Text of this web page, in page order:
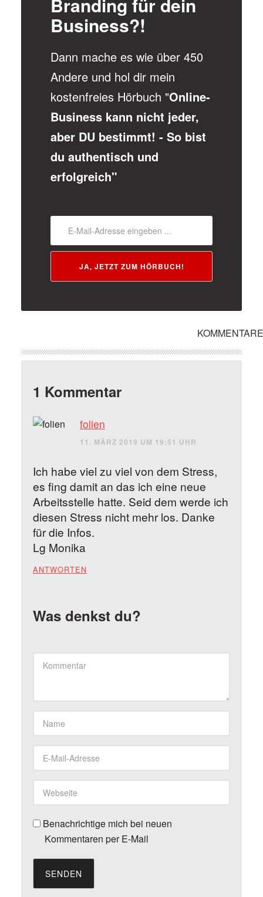
Business?!
Dann mache es wie über 450
Andere und hol dir mein
kostenfreies Hörbuch "Online-
Business kann nicht jeder,
aber DU bestimmt! - So bist
du authentisch und
erfolgreich"
JA, JETZT ZUM HÖRBUCH!
KOMMENTARE
1 Kommentar
folien
11. MÄRZ 2019 UM 19:51 UHR
Ich habe viel zu viel von dem Stress,
es fing damit an das ich eine neue
Arbeitsstelle hatte. Seid dem werde ich
diesen Stress nicht mehr los. Danke
für die Infos.
Lg Monika
ANTWORTEN
Was denkst du?
Benachrichtige mich bei neuen
Kommentaren per E-Mail
SENDEN